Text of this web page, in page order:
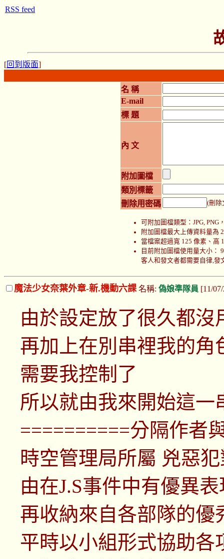
[回到版面]
名 稱
E-mail
標 題
內 文
附加圖檔
類別標籤
刪除用密碼
(刪除
可附加圖檔類型：JPG, PNG
附加圖檔最大上傳資料量為
當檔案超過寬 125 像素、高
目前附加圖檔使用量大小：
客人和發文者都需要自律,發
魔法少女奈葉外章-新.機動六課名稱: 偽娘準隊員 [11/
由於設定放了很久都沒
再加上在別串裡我的角
需要我控制了
所以就由我來開始這一
==========分隔作者
時空管理局所屬 兇惡
由在J.S事件中有優異
再收納來自各部隊的優
平時以小組形式協助各
RSS feed